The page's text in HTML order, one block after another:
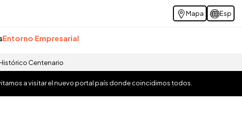
Mapa Esp
Entorno Empresarial
Centenario
a visitar el nuevo portal país donde coincidimos todos.